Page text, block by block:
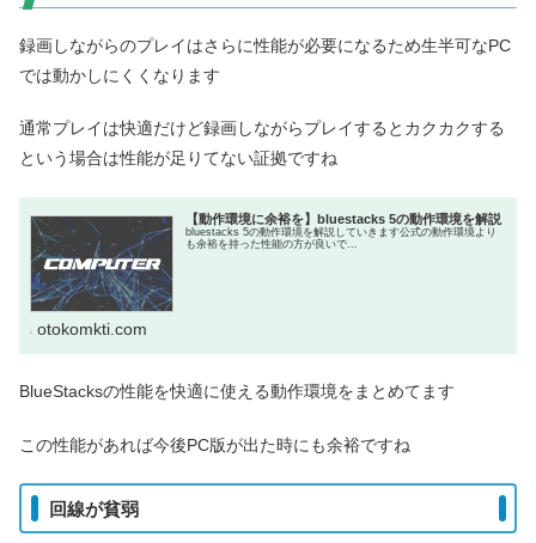
録画しながらのプレイはさらに性能が必要になるため生半可なPC
では動かしにくくなります
通常プレイは快適だけど録画しながらプレイするとカクカクする
という場合は性能が足りてない証拠ですね
【動作環境に余裕を】bluestacks 5の動作環境を解説
bluestacks 5の動作環境を解説していきます公式の動作環境より
も余裕を持った性能の方が良いで...
otokomkti.com
BlueStacksの性能を快適に使える動作環境をまとめてます
この性能があれば今後PC版が出た時にも余裕ですね
回線が貧弱